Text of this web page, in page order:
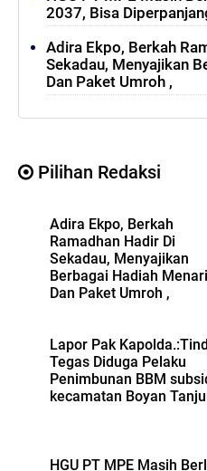
2037, Bisa
Adira Ekpo, Berkah
Sekadau, Menyajikan
Dan Paket Umroh ,
Pilihan Redaksi
Adira Ekpo, Berkah
Ramadhan Hadir Di
Sekadau, Menyajikan
Berbagai Hadiah
Dan Paket Umroh ,
Lapor Pak
Tegas Diduga Pelaku
Penimbunan BBM
kecamatan Boyan
HGU PT MPE Masih